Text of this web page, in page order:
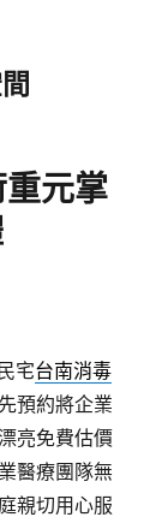
元掌
宅台南消毒
預約將企業
亮免費估價
醫療團隊無
親切用心服